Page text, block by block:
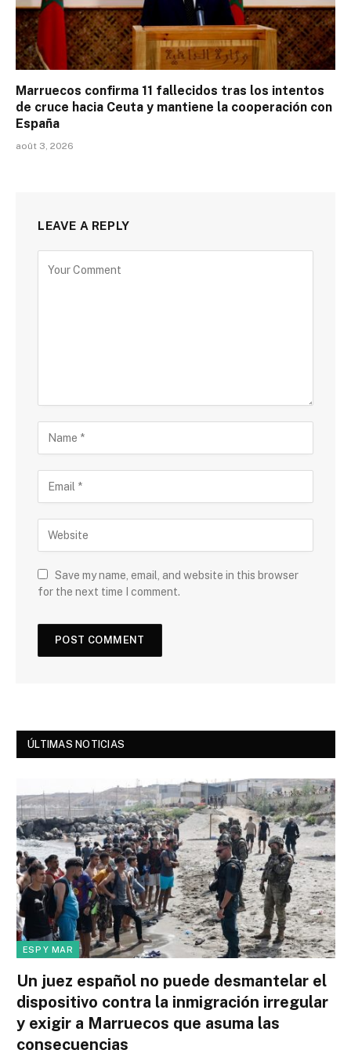
Marruecos confirma 11 fallecidos tras los intentos
de cruce hacia Ceuta y mantiene la cooperación con
España
août 3, 2026
LEAVE A REPLY
Save my name, email, and website in this browser
for the next time I comment.
ÚLTIMAS NOTICIAS
ESP Y MAR
Un juez español no puede desmantelar el
dispositivo contra la inmigración irregular
y exigir a Marruecos que asuma las
consecuencias